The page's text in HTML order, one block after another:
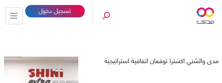
تسجيل دخول
مدى والشني اكسترا توقعان اتفاقية استراتيجية